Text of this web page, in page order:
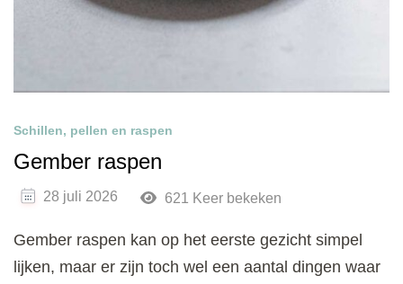
Schillen, pellen en raspen
Gember raspen
28 juli 2026 621 Keer bekeken
Gember raspen kan op het eerste gezicht simpel
lijken, maar er zijn toch wel een aantal dingen waar